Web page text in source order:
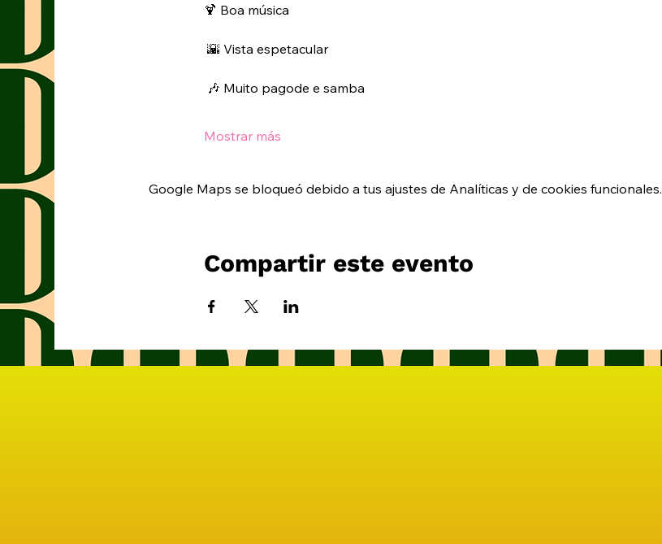
🍹 Boa música
🌇 Vista espetacular
🎶 Muito pagode e samba
Mostrar más
Google Maps se bloqueó debido a tus ajustes de Analíticas y de cookies funcionales.
Compartir este evento